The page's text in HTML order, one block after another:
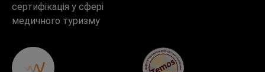
сертифікація у сфері
медичного туризму